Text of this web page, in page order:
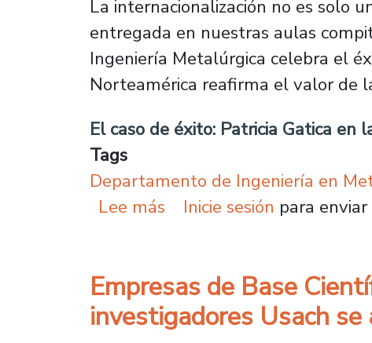
La internacionalización no es solo
entregada en nuestras aulas
Ingeniería Metalúrgica celebra el
Norteamérica reafirma el valor de
El caso de éxito: Patricia Gatica
Tags
Departamento de Ingeniería en
Lee más sobre Pasantías
Inicie sesión para
Empresas de Base
investigadores Usach